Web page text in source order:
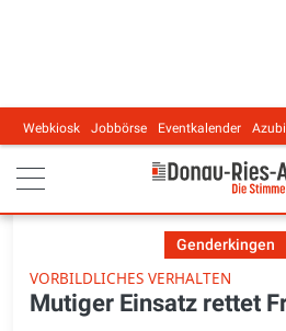
Main navigation
Webkiosk Jobbörse Eventkalender
Genderkingen
VORBILDLICHES VERHALTEN
Mutiger Einsatz rettet